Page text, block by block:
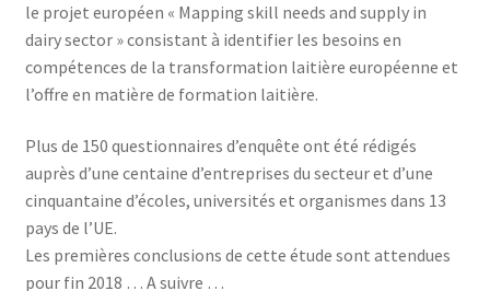
le projet européen « Mapping skill needs and supply in
dairy sector » consistant à identifier les besoins en
compétences de la transformation laitière européenne et
l’offre en matière de formation laitière.
Plus de 150 questionnaires d’enquête ont été rédigés
auprès d’une centaine d’entreprises du secteur et d’une
cinquantaine d’écoles, universités et organismes dans 13
pays de l’UE.
Les premières conclusions de cette étude sont attendues
pour fin 2018 … A suivre …